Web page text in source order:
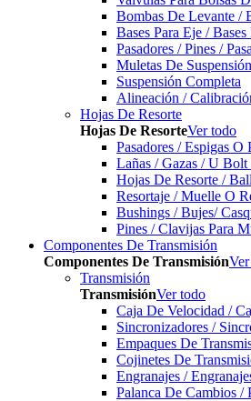
Bombas De Levante /
Bases Para Eje /
Pasadores / Pines /
Muletas De
Suspensión Completa
Alineación /
Hojas De Resorte
Hojas De ResorteVer todo
Pasadores / Espigas O
Lañas / Gazas / U Bolt
Hojas De Resorte /
Resortaje / Muelle O
Bushings / Bujes/
Pines / Clavijas Para
Componentes De Transmisión
Componentes De Transmisión
Transmisión
TransmisiónVer todo
Caja De Velocidad /
Sincronizadores /
Empaques De
Cojinetes De
Engranajes /
Palanca De Cambios /